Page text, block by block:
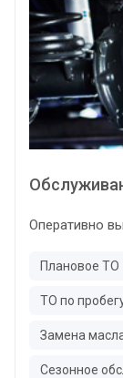
Оперативно
Плановое ТО
ТО по
Замена
Сезонное